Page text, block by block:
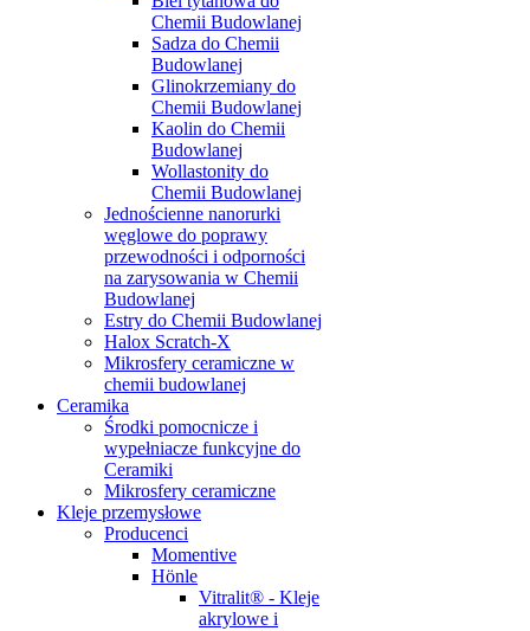
Chemii Budowlanej
Sadza do Chemii
Budowlanej
Glinokrzemiany do
Chemii Budowlanej
Kaolin do Chemii
Budowlanej
Wollastonity do
Chemii Budowlanej
Jednościenne nanorurki
węglowe do poprawy
przewodności i odporności
na zarysowania w Chemii
Budowlanej
Estry do Chemii Budowlanej
Halox Scratch-X
Mikrosfery ceramiczne w
chemii budowlanej
Ceramika
Środki pomocnicze i
wypełniacze funkcyjne do
Ceramiki
Mikrosfery ceramiczne
Kleje przemysłowe
Producenci
Momentive
Hönle
Vitralit® - Kleje
akrylowe i